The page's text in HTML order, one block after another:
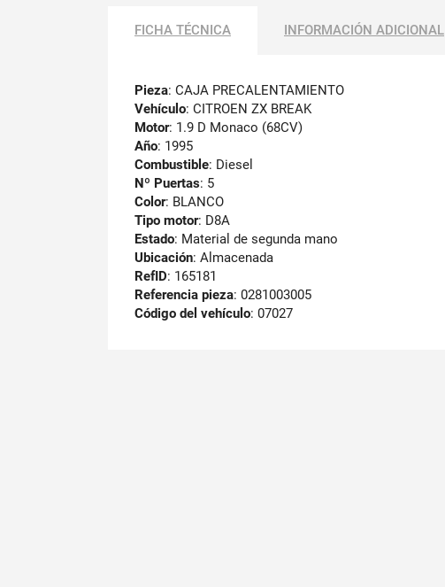
FICHA TÉCNICA INFORMACIÓN ADICIONAL
Pieza: CAJA PRECALENTAMIENTO
Vehículo: CITROEN ZX BREAK
Motor: 1.9 D Monaco (68CV)
Año: 1995
Combustible: Diesel
Nº Puertas: 5
Color: BLANCO
Tipo motor: D8A
Estado: Material de segunda mano
Ubicación: Almacenada
RefID: 165181
Referencia pieza: 0281003005
Código del vehículo: 07027